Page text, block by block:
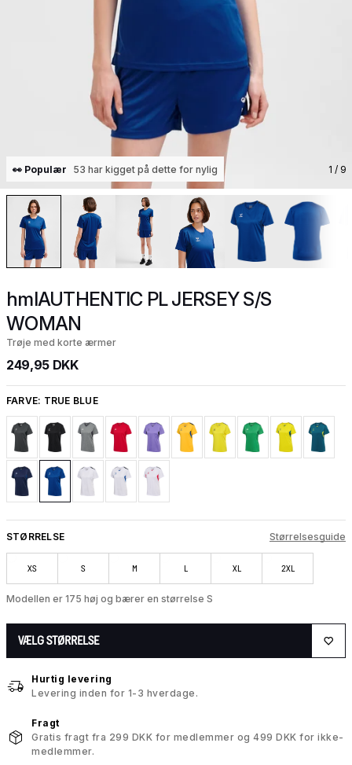
👀 Populær 53 har kigget på dette for nylig 1 / 9
hmlAUTHENTIC PL JERSEY S/S
WOMAN
Trøje med korte ærmer
249,95 DKK
FARVE: TRUE BLUE
STØRRELSE Størrelsesguide
XS S M L XL 2XL
Modellen er 175 høj og bærer en størrelse S
VÆLG STØRRELSE
Hurtig levering
Levering inden for 1-3 hverdage.
Fragt
Gratis fragt fra 299 DKK for medlemmer og 499 DKK for ikke-
medlemmer.